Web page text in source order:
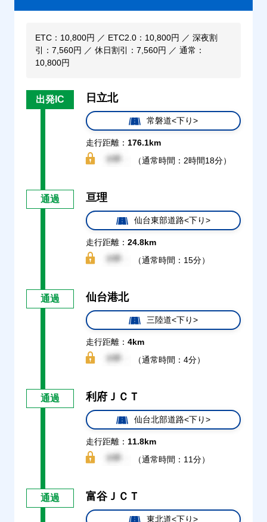
ETC：10,800円 ／ ETC2.0：10,800円 ／ 深夜割
引：7,560円 ／ 休日割引：7,560円 ／ 通常：
10,800円
出発IC 日立北
常磐道<下り>
走行距離： 176.1km
（通常時間：2時間18分）
通過 亘理
仙台東部道路<下り>
走行距離： 24.8km
（通常時間：15分）
通過 仙台港北
三陸道<下り>
走行距離： 4km
（通常時間：4分）
通過 利府ＪＣＴ
仙台北部道路<下り>
走行距離： 11.8km
（通常時間：11分）
通過 富谷ＪＣＴ
東北道<下り>